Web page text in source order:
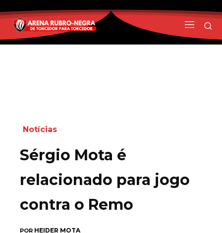
Notícias
Sérgio Mota é
relacionado para jogo
contra o Remo
POR HEIDER MOTA